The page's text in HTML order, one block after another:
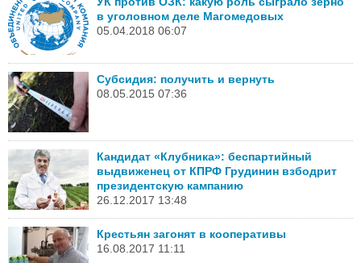
в уголовном деле Магомедовых
05.04.2018 06:07
Субсидия: получить и вернуть
08.05.2015 07:36
Кандидат «Клубника»: беспартийный
выдвиженец от КПРФ Грудинин взбодрит
президентскую кампанию
26.12.2017 13:48
Крестьян загонят в кооперативы
16.08.2017 11:11